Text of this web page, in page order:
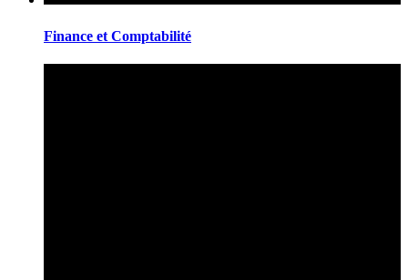
Finance et Comptabilité